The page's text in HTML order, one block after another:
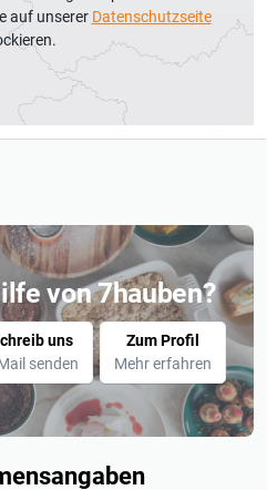
auf unserer Datenschutzseite
von 7hauben?
uns
senden
Zum Profil
Mehr erfahren